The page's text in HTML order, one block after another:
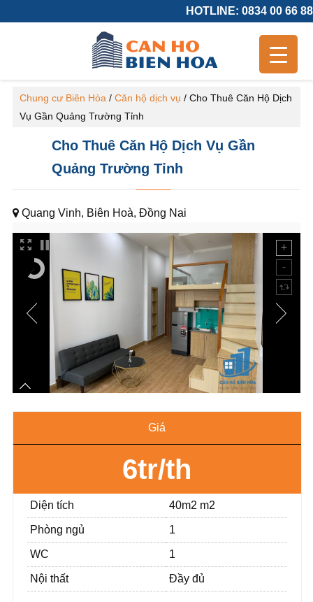
HOTLINE: 0834 00 66 88
Chung cư Biên Hòa / Căn hộ dịch vụ / Cho Thuê Căn Hộ Dịch
Vụ Gần Quảng Trường Tỉnh
Cho Thuê Căn Hộ Dịch Vụ Gần
Quảng Trường Tỉnh
Quang Vinh, Biên Hoà, Đồng Nai
Giá
6tr/th
Diện tích 40m2 m2
Phòng ngủ 1
WC 1
Nội thất Đầy đủ